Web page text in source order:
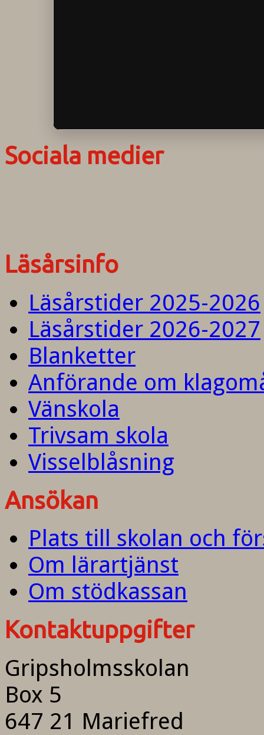
Sociala medier
Läsårsinfo
Läsårstider 2025-2026
Läsårstider 2026-2027
Blanketter
Anförande om
Vänskola
Trivsam skola
Visselblåsning
Ansökan
Plats till skolan och
Om lärartjänst
Om stödkassan
Kontaktuppgifter
Gripsholmsskolan
Box 5
647 21 Mariefred